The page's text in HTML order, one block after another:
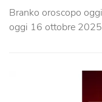
Branko oroscopo
oggi 16 ottobre